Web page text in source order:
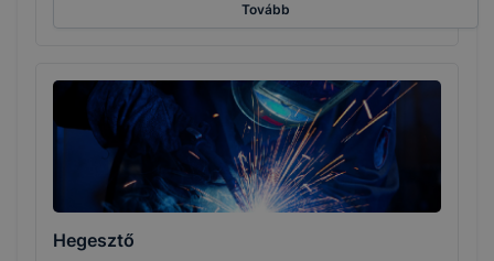
Tovább
Hegesztő